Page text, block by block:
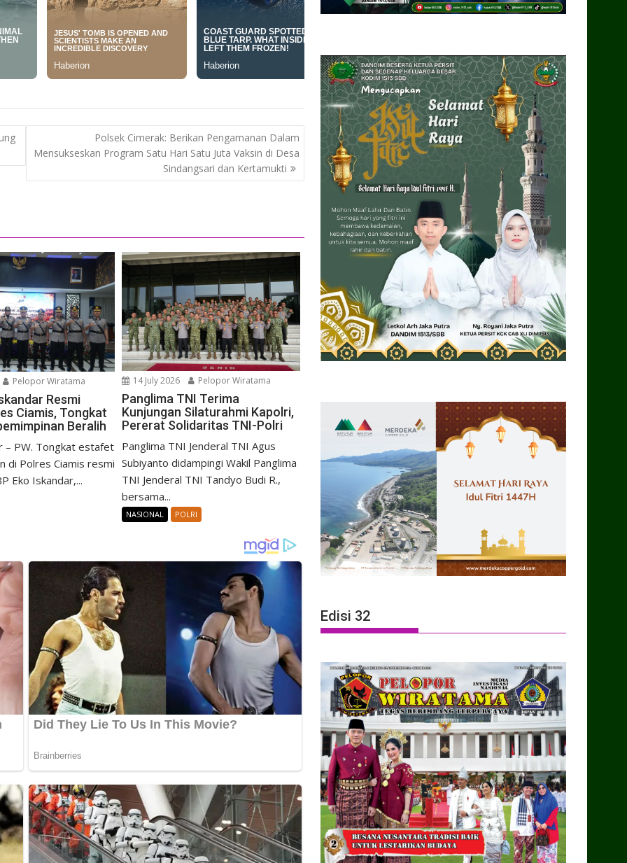
Polsek Cimerak: Berikan Pengamanan Dalam
Mensukseskan Program Satu Hari Satu Juta Vaksin di Desa
Sindangsari dan Kertamukti
Pelopor Wiratama
Resmi
Ciamis, Tongkat
Beralih
– PW. Tongkat estafet
di Polres Ciamis resmi
Eko Iskandar,...
14 July 2026 Pelopor Wiratama
Panglima TNI Terima
Kunjungan Silaturahmi Kapolri,
Pererat Solidaritas TNI-Polri
Panglima TNI Jenderal TNI Agus
Subiyanto didampingi Wakil Panglima
TNI Jenderal TNI Tandyo Budi R.,
bersama...
NASIONAL POLRI
Edisi 32